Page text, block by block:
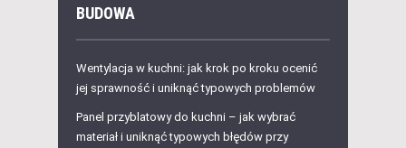
BUDOWA
Wentylacja w kuchni: jak krok po kroku ocenić
jej sprawność i uniknąć typowych problemów
Panel przyblatowy do kuchni – jak wybrać
materiał i uniknąć typowych błędów przy